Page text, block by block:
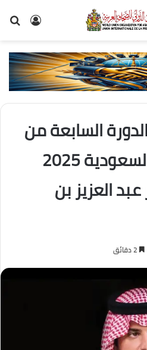
تسجيل
السابعة من
معرض إنترسك السعودية 2025
العزيز بن